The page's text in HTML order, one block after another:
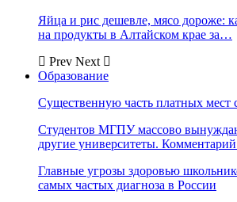
Яйца и рис дешевле, мясо дороже:
на продукты в Алтайском крае за…
Prev Next
Образование
Существенную часть платных мест
Студентов МГПУ массово
другие университеты.
Главные угрозы здоровью
самых частых диагноза в России